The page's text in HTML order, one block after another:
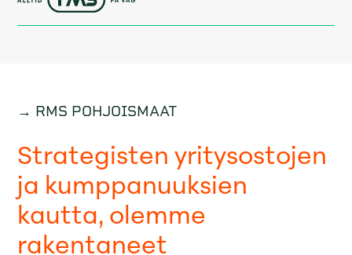
→ RMS POHJOISMAAT
Strategisten yritysostojen
ja kumppanuuksien
kautta, olemme
rakentaneet